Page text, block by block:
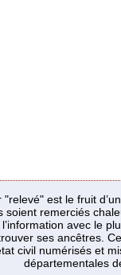
"relevé" est le fruit
soient remerciés
avec le
ses ancêtres.
civil numérisés et
départementales